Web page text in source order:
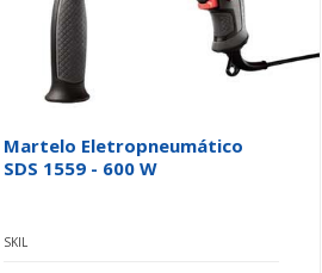
Martelo Eletropneumático
SDS 1559 - 600 W
SKIL